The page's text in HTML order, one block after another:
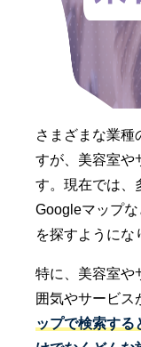
さまざまな業種
すが、美容室や
す。現在では、
Googleマップ
を探すようにな
特に、美容室や
囲気やサービス
ップで検索する